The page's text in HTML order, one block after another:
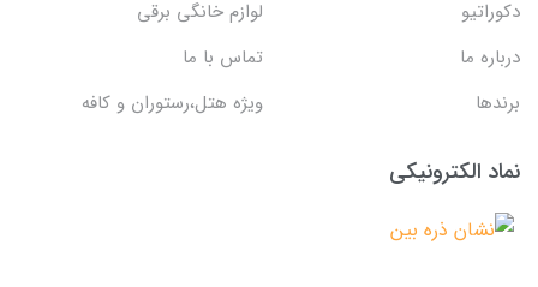
دکوراتیو
لوازم خانگی برقی
درباره ما
تماس با ما
برندها
ویژه هتل،رستوران و کافه
نماد الکترونیکی